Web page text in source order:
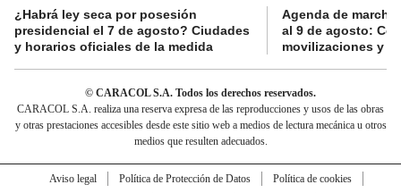
¿Habrá ley seca por posesión
presidencial el 7 de agosto? Ciudades
y horarios oficiales de la medida
Agenda de
al 9 de agosto:
movilizaciones y
© CARACOL S.A. Todos los derechos reservados.
CARACOL S.A. realiza una reserva expresa de las reproducciones y usos de las obras
y otras prestaciones accesibles desde este sitio web a medios de lectura mecánica u otros
medios que resulten adecuados.
Aviso legal Política de Protección de Datos
Política de cookies